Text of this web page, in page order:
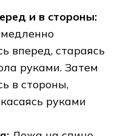
и в стороны:
вперед, стараясь
руками. Затем
в стороны,
руками